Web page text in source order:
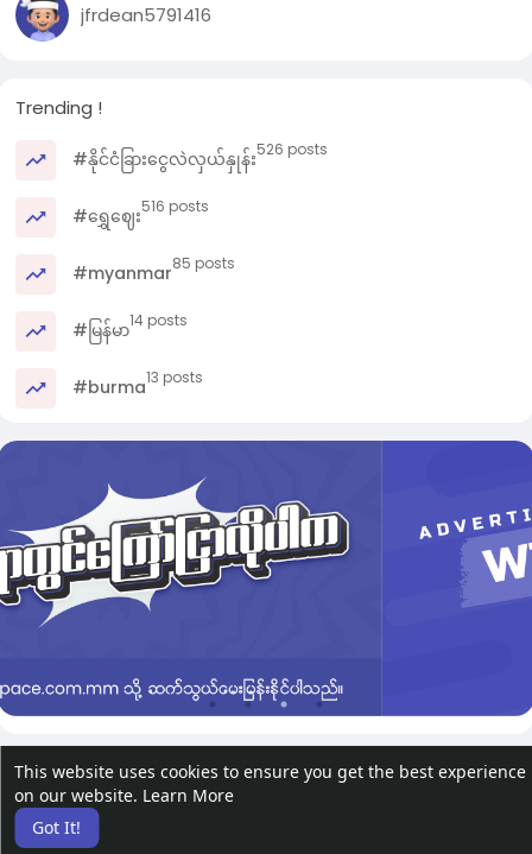
This website uses cookies to ensure you get the best experience
on our website. Learn More
Got It!
jfrdean5791416
Trending !
#နိုင်ငံခြားငွေလဲလှယ်နှုန်း526 posts
#ရွှေဈေး516 posts
#myanmar85 posts
#မြန်မာ14 posts
#burma13 posts